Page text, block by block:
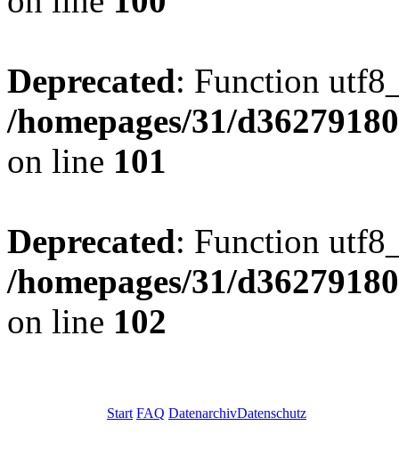
Deprecated: Function
/homepages/31/
on line 101
Deprecated: Function
/homepages/31/
on line 102
Start FAQ DatenarchivDatenschutz